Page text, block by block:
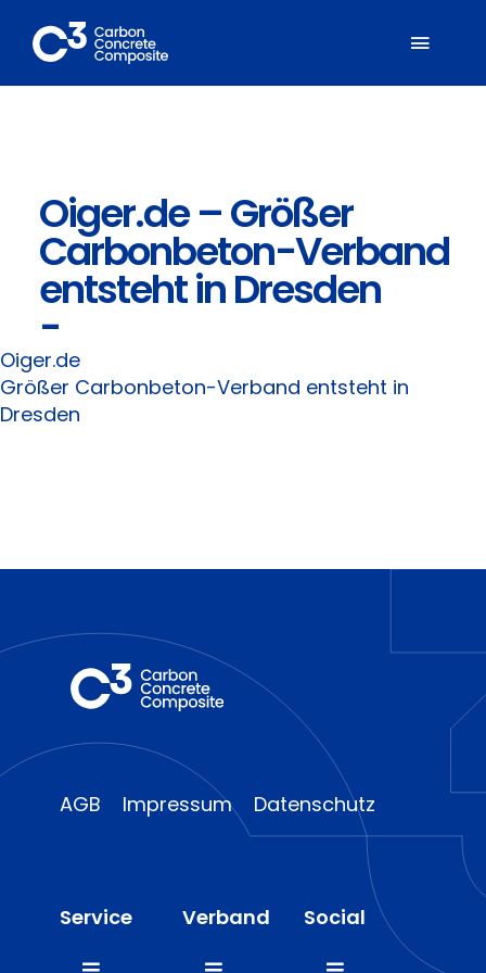
Inhalt
springen
Mitglieder
Fachbereiche
Suche
nach:
Oiger.de – Größer
Carbonbeton-Verband
entsteht in Dresden
-
Oiger.de
Größer Carbonbeton-Verband entsteht in
Dresden
AGB Impressum Datenschutz
Service Verband Social